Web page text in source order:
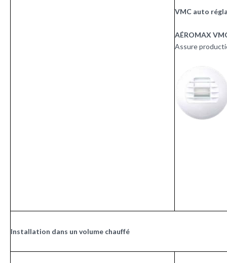
VMC auto
AÉROMAX
Assure
Installation dans un volume chauffé